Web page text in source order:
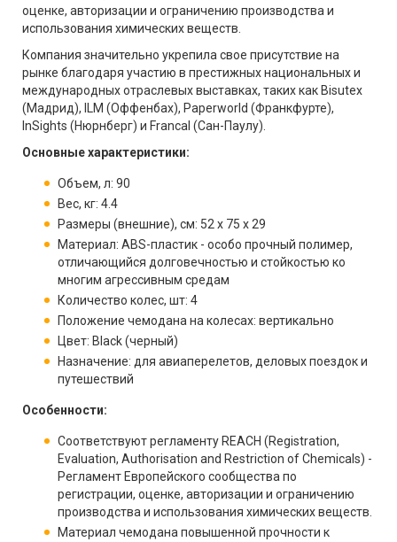
оценке, авторизации и ограничению производства и
использования химических веществ.
Компания значительно укрепила свое присутствие на
рынке благодаря участию в престижных национальных и
международных отраслевых выставках, таких как Bisutex
(Мадрид), ILM (Оффенбах), Paperworld (Франкфурте),
InSights (Нюрнберг) и Francal (Сан-Паулу).
Основные характеристики:
Объем, л: 90
Вес, кг: 4.4
Размеры (внешние), см: 52 x 75 x 29
Материал: ABS-пластик - особо прочный полимер,
отличающийся долговечностью и стойкостью ко
многим агрессивным средам
Количество колес, шт: 4
Положение чемодана на колесах: вертикально
Цвет: Black (черный)
Назначение: для авиаперелетов, деловых поездок и
путешествий
Особенности:
Соответствуют регламенту REACH (Registration,
Evaluation, Authorisation and Restriction of Chemicals) -
Регламент Европейского сообщества по
регистрации, оценке, авторизации и ограничению
производства и использования химических веществ.
Материал чемодана повышенной прочности к